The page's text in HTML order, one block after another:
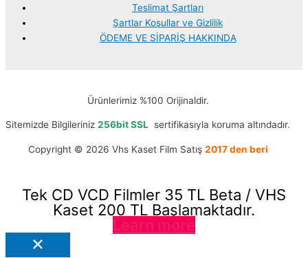
Teslimat Şartları
Şartlar Koşullar ve Gizlilik
ÖDEME VE SİPARİŞ HAKKINDA
Ürünlerimiz %100 Orijinaldir.
Sitemizde Bilgileriniz 256bit SSL sertifikasıyla koruma altındadır.
Copyright © 2026 Vhs Kaset Film Satış 2017 den beri
Tek CD VCD Filmler 35 TL Beta / VHS
Kaset 200 TL Başlamaktadır.
Learn more